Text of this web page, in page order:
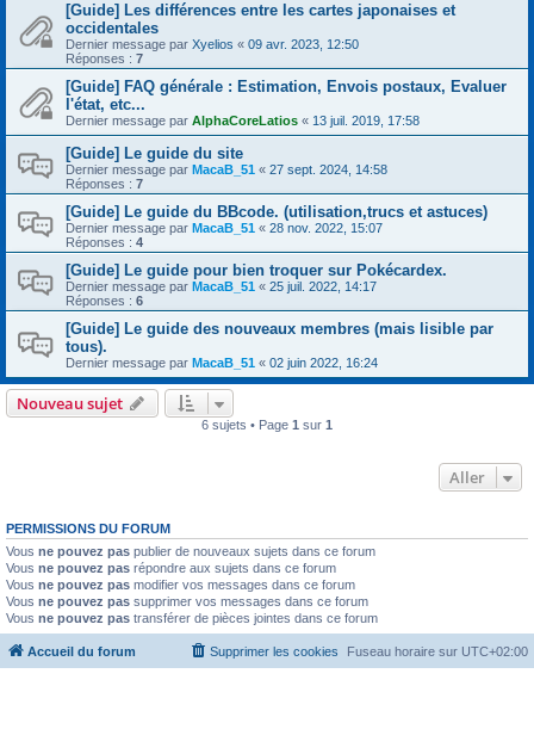
[Guide] Les différences entre les cartes japonaises et
occidentales
Dernier message par Xyelios « 09 avr. 2023, 12:50
Réponses : 7
[Guide] FAQ générale : Estimation, Envois postaux, Evaluer
l'état, etc...
Dernier message par AlphaCoreLatios « 13 juil. 2019, 17:58
[Guide] Le guide du site
Dernier message par MacaB_51 « 27 sept. 2024, 14:58
Réponses : 7
[Guide] Le guide du BBcode. (utilisation,trucs et astuces)
Dernier message par MacaB_51 « 28 nov. 2022, 15:07
Réponses : 4
[Guide] Le guide pour bien troquer sur Pokécardex.
Dernier message par MacaB_51 « 25 juil. 2022, 14:17
Réponses : 6
[Guide] Le guide des nouveaux membres (mais lisible par
tous).
Dernier message par MacaB_51 « 02 juin 2022, 16:24
Nouveau sujet
6 sujets • Page 1 sur 1
Aller
PERMISSIONS DU FORUM
Vous ne pouvez pas publier de nouveaux sujets dans ce forum
Vous ne pouvez pas répondre aux sujets dans ce forum
Vous ne pouvez pas modifier vos messages dans ce forum
Vous ne pouvez pas supprimer vos messages dans ce forum
Vous ne pouvez pas transférer de pièces jointes dans ce forum
Accueil du forum Fuseau horaire sur UTC+02:00
Supprimer les cookies